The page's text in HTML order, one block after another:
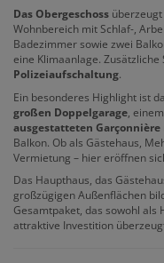
Das Obergeschoss
Wohnbereich mit Schlaf-,
Badezimmer sowie zwei
eine Klimaanlage.
Polizeiaufschaltung.
Ein besonderes Highlight ist
großen Doppelgarage,
ausgestatteten Garçonnière
Balkon. Ob als Gästehaus,
Vermietung – hier eröffnen
Das Haupthaus, das
großzügigen Außenflächen
Gesamtpaket, das sowohl als
attraktive Investition